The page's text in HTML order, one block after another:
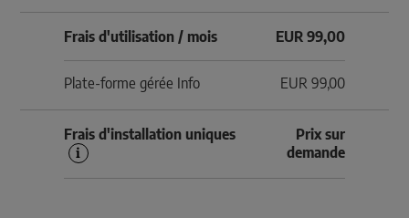
Frais d'utilisation / mois EUR99,00
Plate-forme gérée Info EUR 99,00
Frais d'installation uniques
i
Prix sur
demande